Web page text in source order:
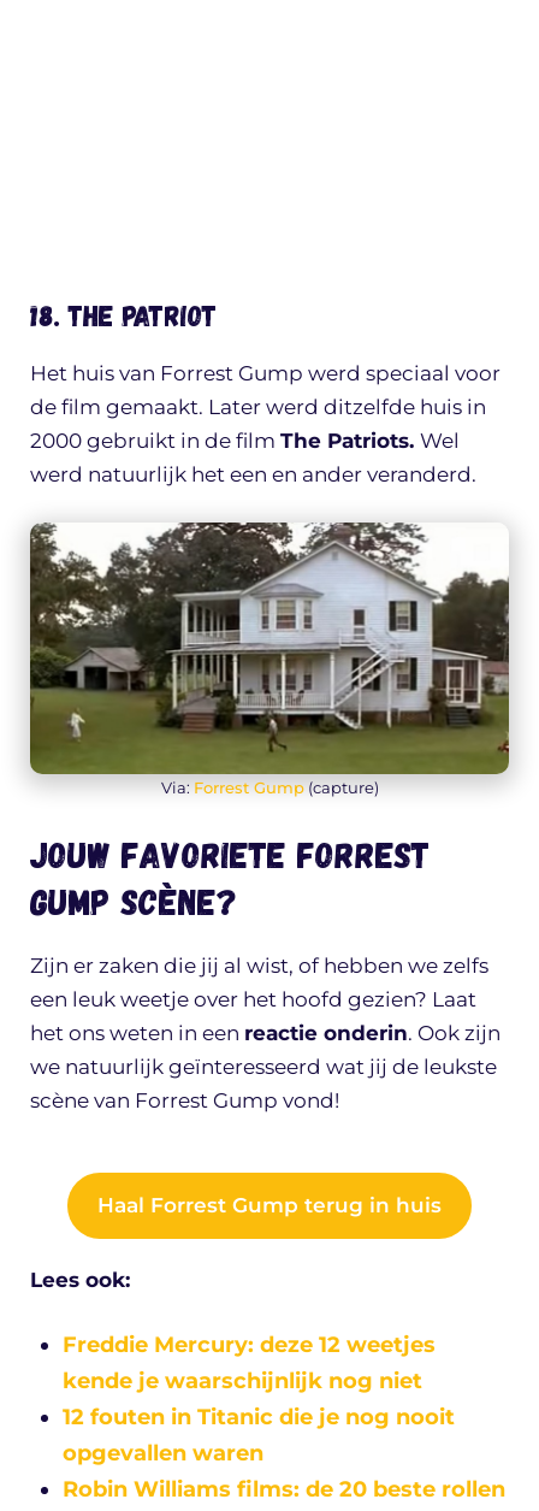
18. The Patriot
Het huis van Forrest Gump werd speciaal voor
de film gemaakt. Later werd ditzelfde huis in
2000 gebruikt in de film The Patriots. Wel
werd natuurlijk het een en ander veranderd.
Via: Forrest Gump(capture)
Jouw favoriete Forrest
Gump scène?
Zijn er zaken die jij al wist, of hebben we zelfs
een leuk weetje over het hoofd gezien? Laat
het ons weten in een reactie onderin. Ook zijn
we natuurlijk geïnteresseerd wat jij de leukste
scène van Forrest Gump vond!
Haal Forrest Gump terug in huis
Lees ook:
Freddie Mercury: deze 12 weetjes
kende je waarschijnlijk nog niet
12 fouten in Titanic die je nog nooit
opgevallen waren
Robin Williams films: de 20 beste rollen